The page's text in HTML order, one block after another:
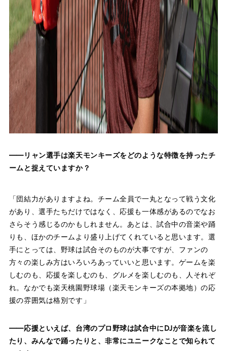
——リャン選手は楽天モンキーズをどのような特徴を持ったチ
ームと捉えていますか？
「団結力がありますよね。チーム全員で一丸となって戦う文化
があり、選手たちだけではなく、応援も一体感があるのでなお
さらそう感じるのかもしれません。あとは、試合中の音楽や踊
りも、ほかのチームより盛り上げてくれていると思います。選
手にとっては、野球は試合そのものが大事ですが、ファンの
方々の楽しみ方はいろいろあっていいと思います。ゲームを楽
しむのも、応援を楽しむのも、グルメを楽しむのも、人それぞ
れ。なかでも楽天桃園野球場（楽天モンキーズの本拠地）の応
援の雰囲気は格別です」
——応援といえば、台湾のプロ野球は試合中にDJが音楽を流し
たり、みんなで踊ったりと、非常にユニークなことで知られて